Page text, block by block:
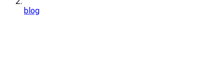
blog